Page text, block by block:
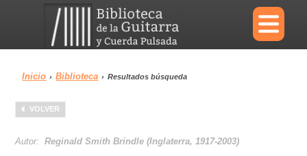
×
Menu
Biblioteca Diccionario
Inicio › Biblioteca › Resultados búsqueda
VOLVER
Autor:Reginald Smith Brindle (Inglaterra, 1917-2003)